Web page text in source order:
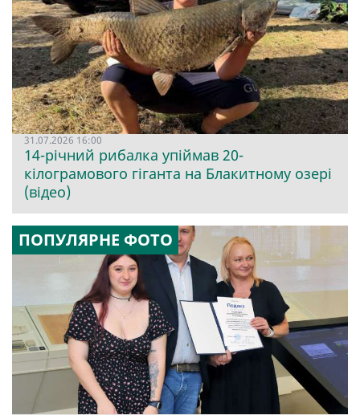
31.07.2026 16:00
14-річний рибалка упіймав 20-
кілограмового гіганта на Блакитному озері
(відео)
ПОПУЛЯРНЕ ФОТО